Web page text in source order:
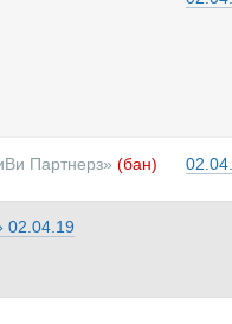
Партнерз» (бан)
02.04.19